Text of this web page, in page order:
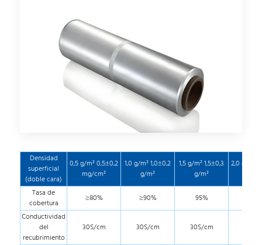
Densidad
superficial
(doble cara)
0,5 g/m² 0,5±0,2
mg/cm²
1,0 g/m² 1,0±0,2
g/m²
1,5 g/m² 1,5±0,3
g/m²
2,0 g/m²
Tasa de
cobertura
≥80% ≥90% 95%
Conductividad
del
recubrimiento
30S/cm 30S/cm 30S/cm